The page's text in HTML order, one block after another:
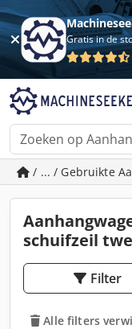
Gratis in de
/ ... / Gebruikte
schuifzeil
Filter
Alle filters